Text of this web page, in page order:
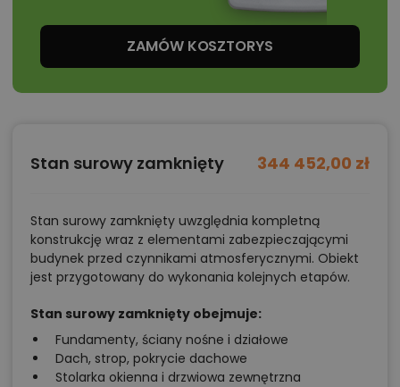
ZAMÓW KOSZTORYS
Stan surowy zamknięty 344 452,00 zł
Stan surowy zamknięty uwzględnia kompletną
konstrukcję wraz z elementami zabezpieczającymi
budynek przed czynnikami atmosferycznymi. Obiekt
jest przygotowany do wykonania kolejnych etapów.
Stan surowy zamknięty obejmuje:
Fundamenty, ściany nośne i działowe
Dach, strop, pokrycie dachowe
Stolarka okienna i drzwiowa zewnętrzna